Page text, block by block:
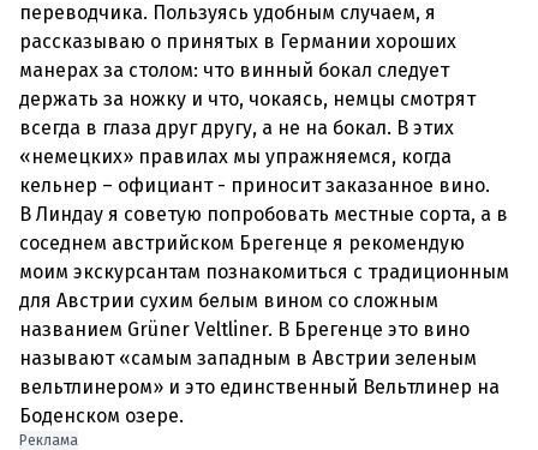
переводчика. Пользуясь удобным случаем, я
рассказываю о принятых в Германии хороших
манерах за столом: что винный бокал следует
держать за ножку и что, чокаясь, немцы смотрят
всегда в глаза друг другу, а не на бокал. В этих
«немецких» правилах мы упражняемся, когда
кельнер – официант - приносит заказанное вино.
В Линдау я советую попробовать местные сорта, а в
соседнем австрийском Брегенце я рекомендую
моим экскурсантам познакомиться с традиционным
для Австрии сухим белым вином со сложным
названием Grüner Veltliner. В Брегенце это вино
называют «самым западным в Австрии зеленым
вельтлинером» и это единственный Вельтлинер на
Боденском озере.
Реклама